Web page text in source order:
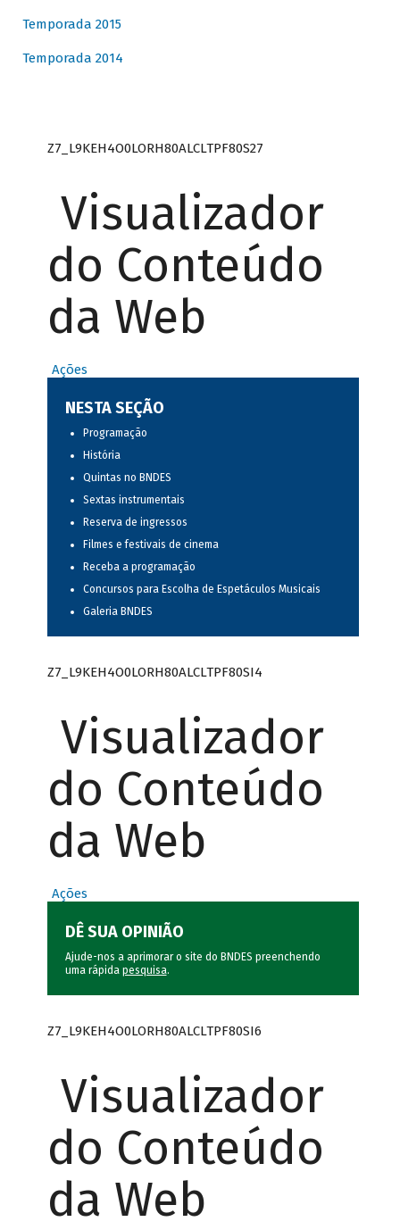
Temporada 2015
Temporada 2014
Z7_L9KEH4O0LORH80ALCLTPF80S27
Visualizador
do Conteúdo
da Web
Ações
NESTA SEÇÃO
Programação
História
Quintas no BNDES
Sextas instrumentais
Reserva de ingressos
Filmes e festivais de cinema
Receba a programação
Concursos para Escolha de Espetáculos Musicais
Galeria BNDES
Z7_L9KEH4O0LORH80ALCLTPF80SI4
Visualizador
do Conteúdo
da Web
Ações
DÊ SUA OPINIÃO
Ajude-nos a aprimorar o site do BNDES preenchendo
uma rápida pesquisa.
Z7_L9KEH4O0LORH80ALCLTPF80SI6
Visualizador
do Conteúdo
da Web